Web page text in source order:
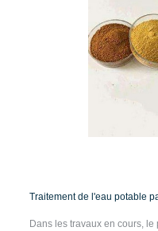
Traitement de l'eau potable
Dans les travaux en cours,